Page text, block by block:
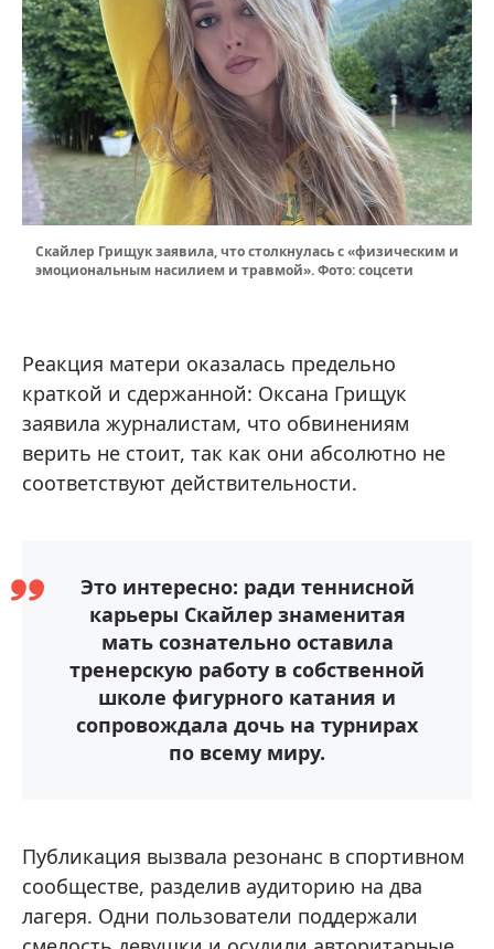
Скайлер Грищук заявила, что столкнулась с «физическим и
эмоциональным насилием и травмой». Фото: соцсети
Реакция матери оказалась предельно
краткой и сдержанной: Оксана Грищук
заявила журналистам, что обвинениям
верить не стоит, так как они абсолютно не
соответствуют действительности.
Это интересно: ради теннисной
карьеры Скайлер знаменитая
мать сознательно оставила
тренерскую работу в собственной
школе фигурного катания и
сопровождала дочь на турнирах
по всему миру.
Публикация вызвала резонанс в спортивном
сообществе, разделив аудиторию на два
лагеря. Одни пользователи поддержали